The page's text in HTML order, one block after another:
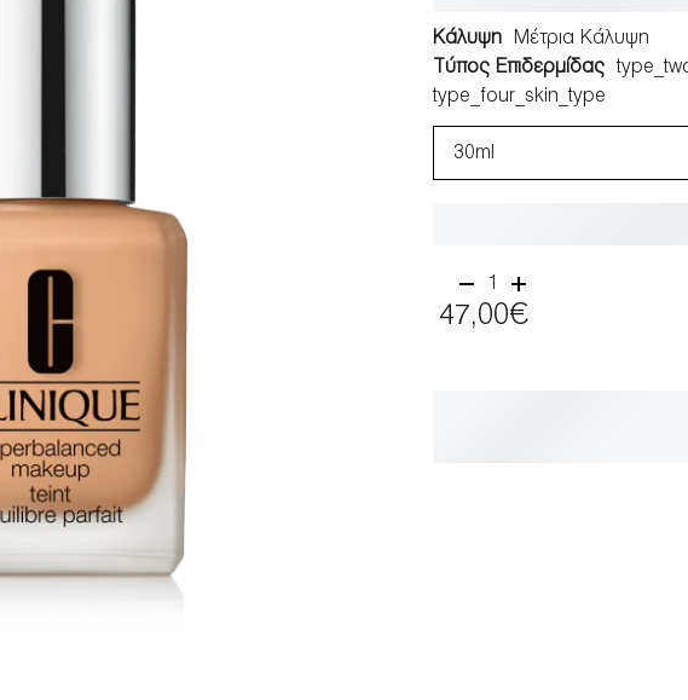
Κάλυψη
Μέτρια Κάλυψη
Τύπος Επιδερμίδας
type_four_skin_type
30ml
1
47,00€